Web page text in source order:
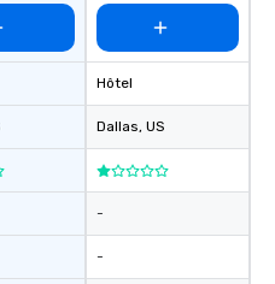
Hôtel
Dallas, US
-
-